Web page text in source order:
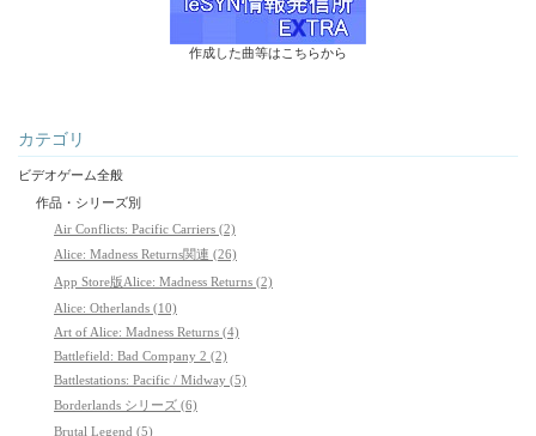
作成した曲等はこちらから
カテゴリ
ビデオゲーム全般
作品・シリーズ別
Air Conflicts: Pacific Carriers (2)
Alice: Madness Returns関連 (26)
App Store版Alice: Madness Returns (2)
Alice: Otherlands (10)
Art of Alice: Madness Returns (4)
Battlefield: Bad Company 2 (2)
Battlestations: Pacific / Midway (5)
Borderlands シリーズ (6)
Brutal Legend (5)